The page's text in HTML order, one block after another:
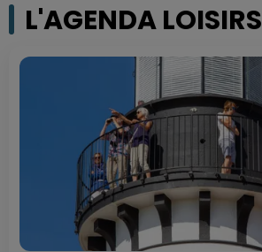
L'AGENDA LOISIRS